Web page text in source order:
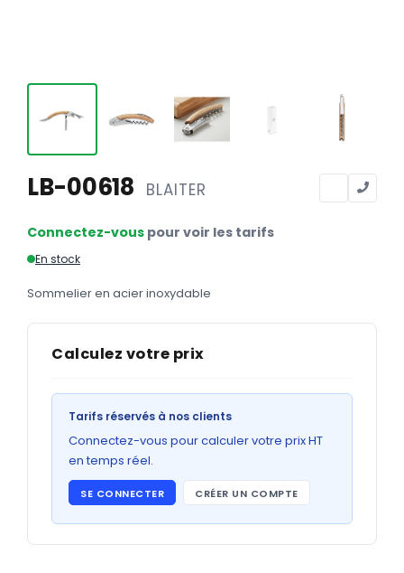
Tête de lettre
Sous-mains
Chemises
GRAND FORMAT
Abribus
LB-00618 BLAITER
Connectez-vous pour voir les tarifs
En stock
Sommelier en acier inoxydable
Calculez votre prix
Tarifs réservés à nos clients
Connectez-vous pour calculer votre prix HT
en temps réel.
SE CONNECTER CRÉER UN COMPTE